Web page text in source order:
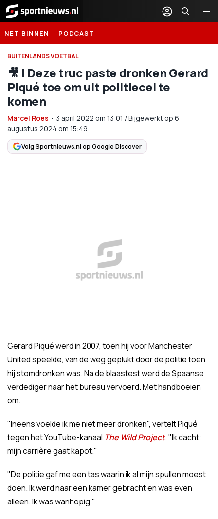
Sportnieuws.nl
NET BINNEN PODCAST
BUITENLANDS VOETBAL
🎥 | Deze truc paste dronken Gerard
Piqué toe om uit politiecel te
komen
Marcel Roes • 3 april 2022 om 13:01 /Bijgewerkt op 6
augustus 2024 om 15:49
Volg Sportnieuws.nl op Google Discover
Gerard Piqué werd in 2007, toen hij voor Manchester
United speelde, van de weg geplukt door de politie toen
hij stomdronken was. Na de blaastest werd de Spaanse
verdediger naar het bureau vervoerd. Met handboeien
om.
"Ineens voelde ik me niet meer dronken", vertelt Piqué
tegen het YouTube-kanaal The Wild Project. "Ik dacht:
mijn carrière gaat kapot."
"De politie gaf me een tas waarin ik al mijn spullen moest
doen. Ik werd naar een kamer gebracht en was even
alleen. Ik was wanhopig."